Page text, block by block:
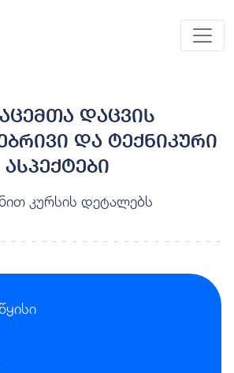
დაცვის
და ტექნიკური
ასპექტები
კურსის დეტალებს